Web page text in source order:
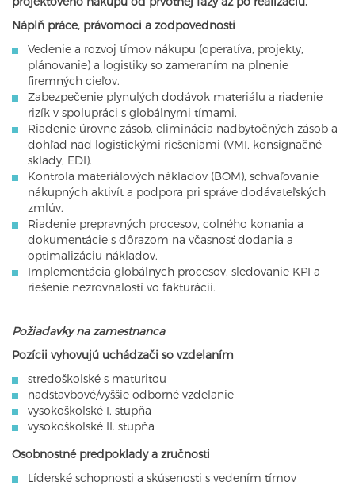
Náplň práce, právomoci a zodpovednosti
Vedenie a rozvoj tímov nákupu (operatíva, projekty,
plánovanie) a logistiky so zameraním na plnenie
firemných cieľov.
Zabezpečenie plynulých dodávok materiálu a riadenie
rizík v spolupráci s globálnymi tímami.
Riadenie úrovne zásob, eliminácia nadbytočných zásob a
dohľad nad logistickými riešeniami (VMI, konsignačné
sklady, EDI).
Kontrola materiálových nákladov (BOM), schvaľovanie
nákupných aktivít a podpora pri správe dodávateľských
zmlúv.
Riadenie prepravných procesov, colného konania a
dokumentácie s dôrazom na včasnosť dodania a
optimalizáciu nákladov.
Implementácia globálnych procesov, sledovanie KPI a
riešenie nezrovnalostí vo fakturácii.
Požiadavky na zamestnanca
Pozícii vyhovujú uchádzači so vzdelaním
stredoškolské s maturitou
nadstavbové/vyššie odborné vzdelanie
vysokoškolské I. stupňa
vysokoškolské II. stupňa
Osobnostné predpoklady a zručnosti
Líderské schopnosti a skúsenosti s vedením tímov